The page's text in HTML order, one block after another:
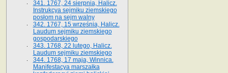
341. 1767, 24 sierpnia, Halicz.
Instrukcya sejmiku ziemskiego
posłom na sejm walny
342. 1767, 15 września, Halicz.
Laudum sejmiku ziemskiego
gospodarskiego
343. 1768, 22 lutego, Halicz.
Laudum sejmiku ziemskiego
344. 1768, 17 maja, Winnica.
Manifestacya marszałka